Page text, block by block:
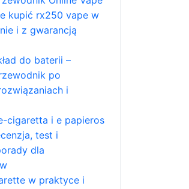
kupić rx250 vape w
i z gwarancją
do baterii –
po
i
cigaretta i e papieros
test i
dla
w praktyce i